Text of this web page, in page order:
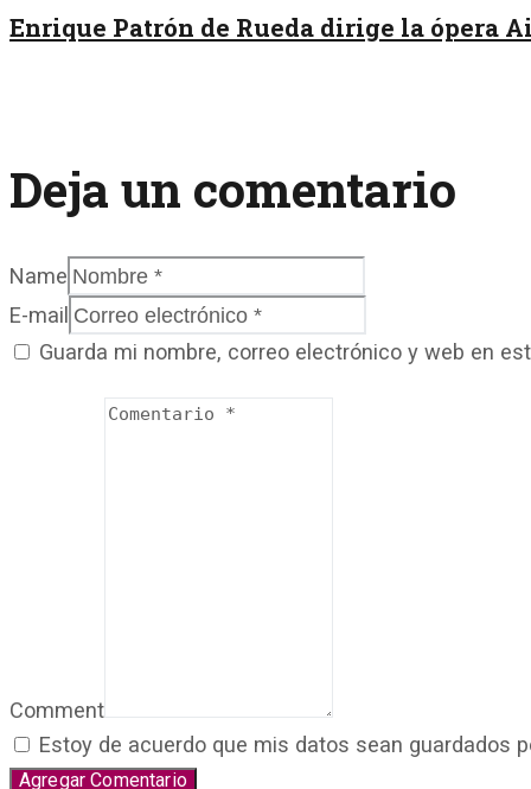
Enrique Patrón de Rueda dirige la ópera
Deja un comentario
Name
E-mail
Guarda mi nombre, correo electrónico y web en
Comment
Estoy de acuerdo que mis datos sean guardados